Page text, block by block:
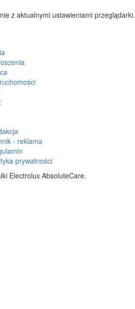
z aktualnymi ustawieniami przeglądarki.
- reklama
prywatności
Electrolux AbsoluteCare.